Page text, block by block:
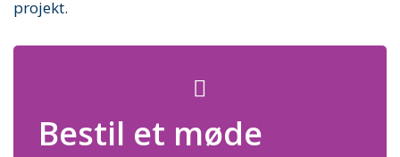
projekt.
Bestil et møde